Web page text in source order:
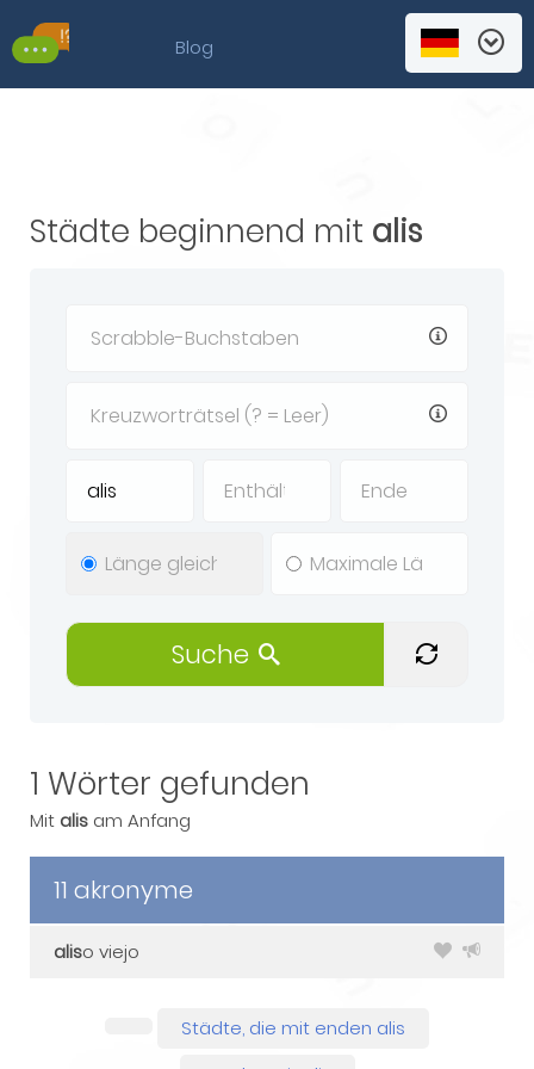
Blog
Städte beginnend mit alis
Suche
1 Wörter gefunden
Mit alis am Anfang
11 akronyme
aliso viejo
Städte, die mit enden alis